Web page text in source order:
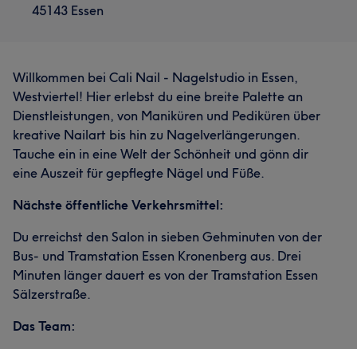
45143 Essen
Willkommen bei Cali Nail - Nagelstudio in Essen,
Westviertel! Hier erlebst du eine breite Palette an
Dienstleistungen, von Maniküren und Pediküren über
kreative Nailart bis hin zu Nagelverlängerungen.
Tauche ein in eine Welt der Schönheit und gönn dir
eine Auszeit für gepflegte Nägel und Füße.
Nächste öffentliche Verkehrsmittel:
Du erreichst den Salon in sieben Gehminuten von der
Bus- und Tramstation Essen Kronenberg aus. Drei
Minuten länger dauert es von der Tramstation Essen
Sälzerstraße.
Das Team: